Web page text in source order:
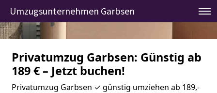
Umzugsunternehmen Garbsen
Privatumzug Garbsen: Günstig ab
189 € – Jetzt buchen!
Privatumzug Garbsen ✓ günstig umziehen ab 189,-